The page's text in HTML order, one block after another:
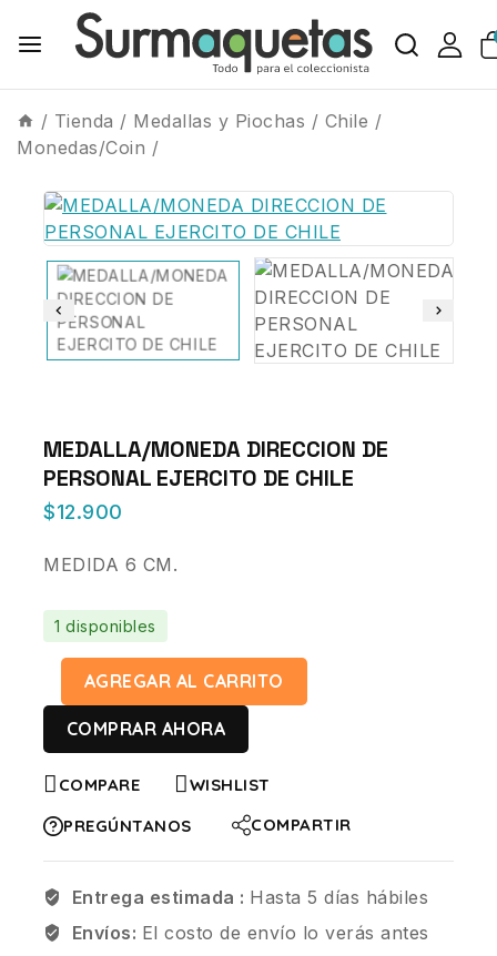
/ Tienda / Medallas y Piochas / Chile /
Monedas/Coin /
MEDALLA/MONEDA DIRECCION DE
PERSONAL EJERCITO DE CHILE
$12.900
MEDIDA 6 CM.
1 disponibles
AGREGAR AL CARRITO
COMPRAR AHORA
COMPARE
WISHLIST
PREGÚNTANOS
COMPARTIR
Entrega estimada : Hasta 5 días hábiles
Envíos: El costo de envío lo verás antes